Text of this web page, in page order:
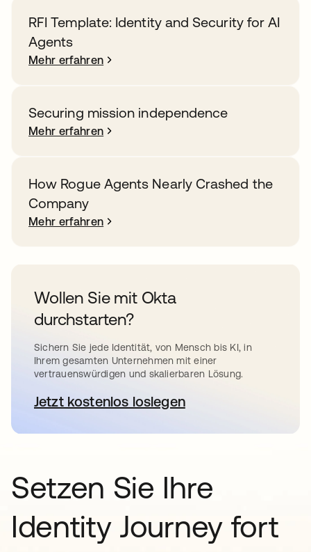
RFI Template: Identity and Security for AI
Agents
Mehr erfahren
Securing mission independence
Mehr erfahren
How Rogue Agents Nearly Crashed the
Company
Mehr erfahren
Wollen Sie mit Okta
durchstarten?
Sichern Sie jede Identität, von Mensch bis KI, in
Ihrem gesamten Unternehmen mit einer
vertrauenswürdigen und skalierbaren Lösung.
Jetzt kostenlos loslegen
wird in einer neuen
Setzen Sie Ihre
Identity Journey fort